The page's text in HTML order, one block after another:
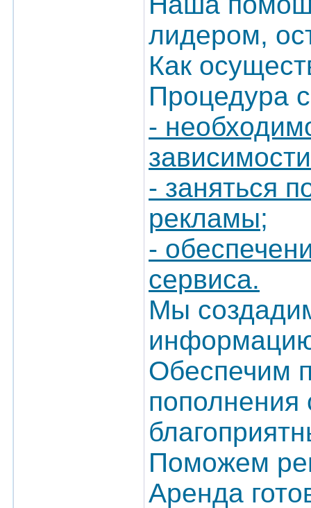
лидером,
Как
Процедура
-
- заняться
рекламы;
-
сервиса.
Мы
Обеспечим
пополнения
Поможем
Аренда